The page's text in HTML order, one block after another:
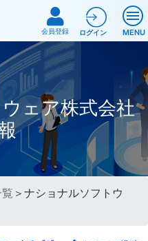
MENU
会員登録 ログイン
ェア株式会社
＞ナショナルソフトウ